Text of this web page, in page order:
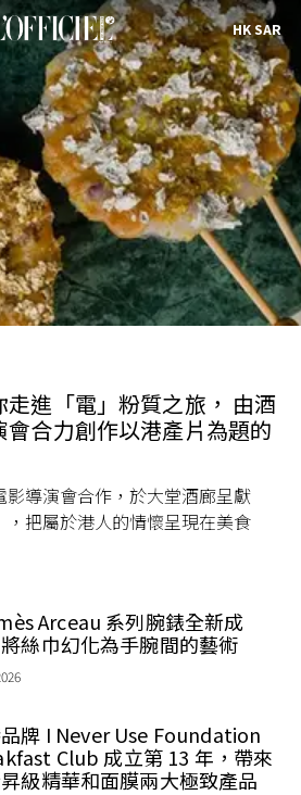
HK SAR
進「電」粉質之旅， 由酒
合力創作以港產片為題的
導演會合作，於大堂酒廊呈獻
，把屬於港人的情懷呈現在美食
Arceau 系列腕錶全新成
絲巾幻化為手腕間的藝術
牌 I Never Use Foundation
Club 成立第 13 年，帶來
級精華和面膜兩大極致產品